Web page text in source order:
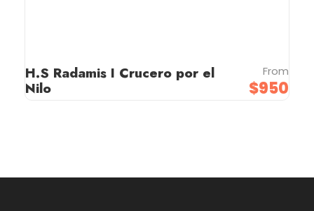
H.S Radamis I Crucero por el
Nilo
From
$950